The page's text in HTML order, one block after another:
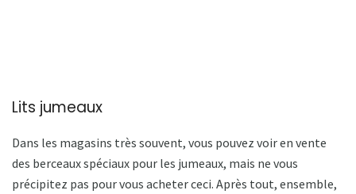
Lits jumeaux
Dans les magasins très souvent, vous pouvez voir en vente
des berceaux spéciaux pour les jumeaux, mais ne vous
précipitez pas pour vous acheter ceci. Après tout, ensemble,